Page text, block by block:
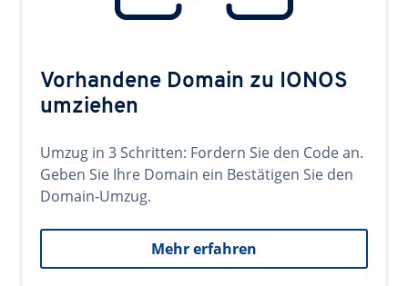
Vorhandene Domain zu IONOS
umziehen
Umzug in 3 Schritten: Fordern Sie den Code an.
Geben Sie Ihre Domain ein Bestätigen Sie den
Domain-Umzug.
Mehr erfahren